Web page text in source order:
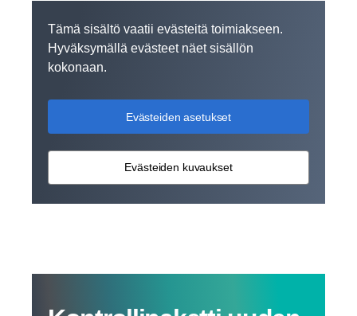
Tämä sisältö vaatii evästeitä toimiakseen.
Hyväksymällä evästeet näet sisällön
kokonaan.
Evästeiden asetukset
Evästeiden kuvaukset